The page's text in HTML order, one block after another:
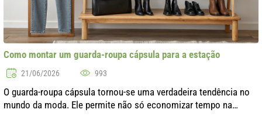
Como montar um guarda-roupa cápsula para a estação
21/06/2026 993
O guarda-roupa cápsula tornou-se uma verdadeira tendência no
mundo da moda. Ele permite não só economizar tempo na